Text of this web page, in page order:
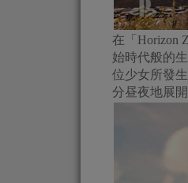
在「Horizon
始時代般的
位少女所發
分昼夜地展